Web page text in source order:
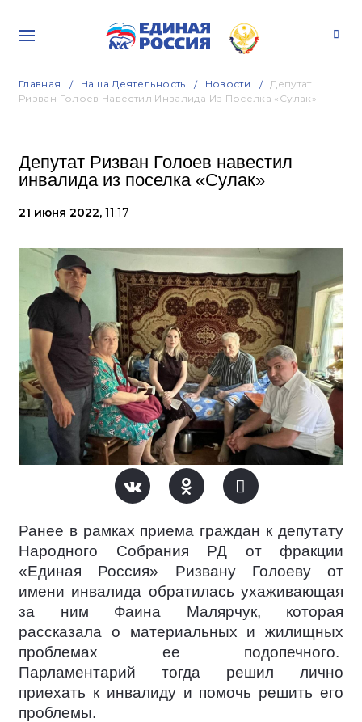
Главная Наша Деятельность Новости
Депутат
Ризван Голоев Навестил Инвалида Из Поселка «Сулак»
Депутат Ризван Голоев навестил
инвалида из поселка «Сулак»
21 июня 2022, 11:17
Ранее в рамках приема граждан к депутату
Народного Собрания РД от фракции
«Единая Россия» Ризвану Голоеву от
имени инвалида обратилась ухаживающая
за ним Фаина Малярчук, которая
рассказала о материальных и жилищных
проблемах ее подопечного.
Парламентарий тогда решил лично
приехать к инвалиду и помочь решить его
проблемы.